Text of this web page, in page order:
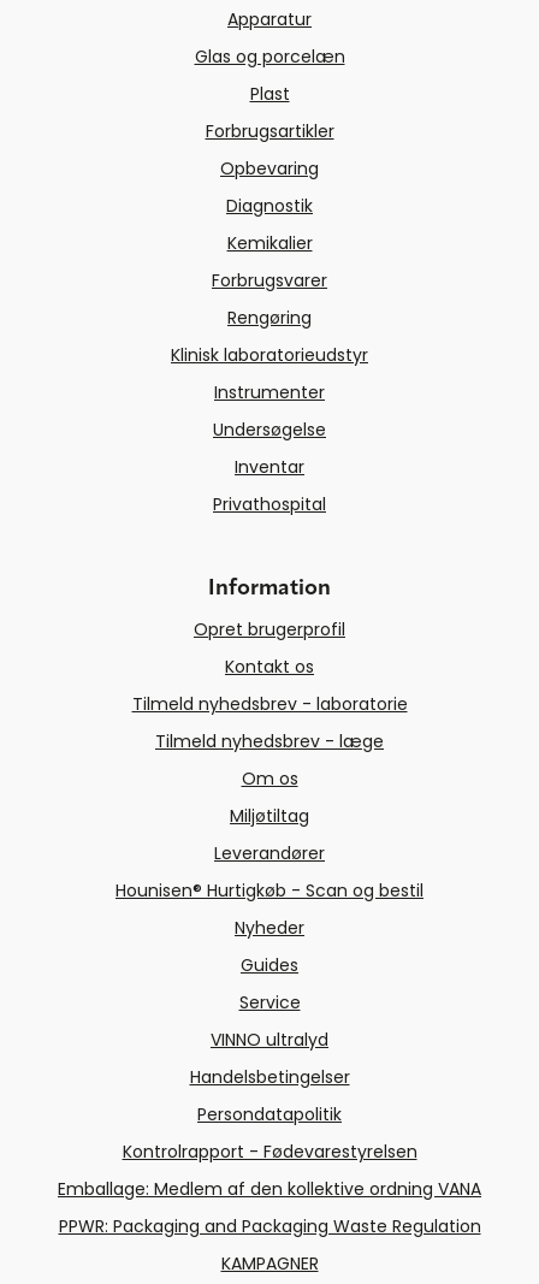
Apparatur
Glas og porcelæn
Plast
Forbrugsartikler
Opbevaring
Diagnostik
Kemikalier
Forbrugsvarer
Rengøring
Klinisk laboratorieudstyr
Instrumenter
Undersøgelse
Inventar
Privathospital
Information
Opret brugerprofil
Kontakt os
Tilmeld nyhedsbrev - laboratorie
Tilmeld nyhedsbrev - læge
Om os
Miljøtiltag
Leverandører
Hounisen® Hurtigkøb - Scan og bestil
Nyheder
Guides
Service
VINNO ultralyd
Handelsbetingelser
Persondatapolitik
Kontrolrapport - Fødevarestyrelsen
Emballage: Medlem af den kollektive ordning VANA
PPWR: Packaging and Packaging Waste Regulation
KAMPAGNER